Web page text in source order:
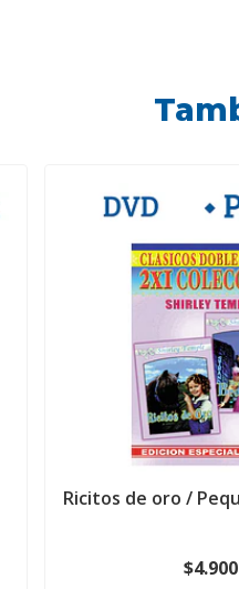
Ricitos de oro /
$4.900